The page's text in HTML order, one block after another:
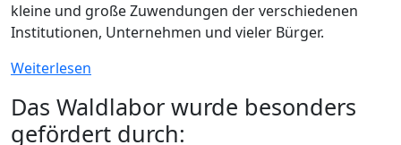
kleine und große Zuwendungen der verschiedenen
Institutionen, Unternehmen und vieler Bürger.
Weiterlesen
Das Waldlabor wurde besonders
gefördert durch: